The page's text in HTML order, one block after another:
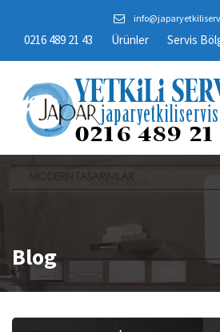
content0216 489 21 43 Ürünler Servis
Blog